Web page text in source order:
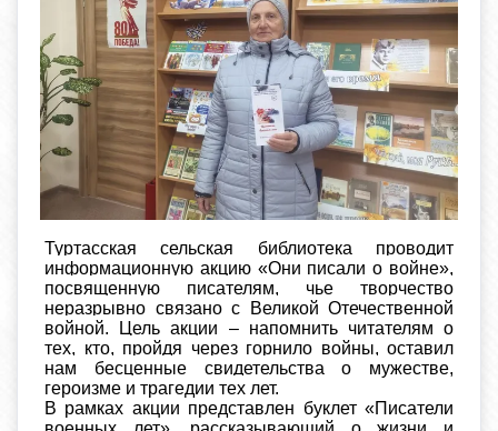
Туртасская сельская библиотека проводит
информационную акцию «Они писали о войне»,
посвященную писателям, чье творчество
неразрывно связано с Великой Отечественной
войной. Цель акции – напомнить читателям о
тех, кто, пройдя через горнило войны, оставил
нам бесценные свидетельства о мужестве,
героизме и трагедии тех лет.
В рамках акции представлен буклет «Писатели